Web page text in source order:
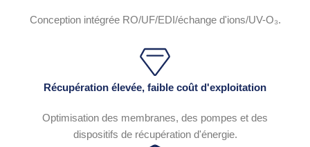
Conception intégrée RO/UF/EDI/échange d'ions/UV-O₃.
Récupération élevée, faible coût d'exploitation
Optimisation des membranes, des pompes et des
dispositifs de récupération d'énergie.